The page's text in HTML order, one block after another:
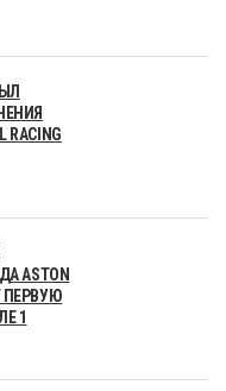
ASTON
ПЕРВУЮ
1